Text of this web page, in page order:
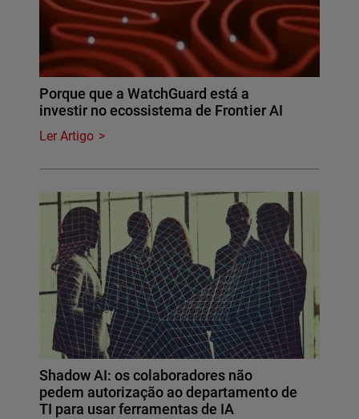
Porque que a WatchGuard está a
investir no ecossistema de Frontier AI
Ler Artigo
Shadow AI: os colaboradores não
pedem autorização ao departamento de
TI para usar ferramentas de IA